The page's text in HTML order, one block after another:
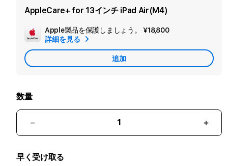
AppleCare+ for 13インチ iPad Air(M4)
Apple製品を保護しましょう。¥18,800
詳細を見る
追加
リ
保
数量
13
イ
ン
チ
13
イ
早く受け取る